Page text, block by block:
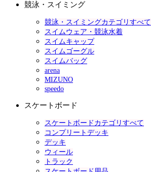
競泳・スイミング
競泳・スイミングカテゴリすべて
スイムウェア・競泳水着
スイムキャップ
スイムゴーグル
スイムバッグ
arena
MIZUNO
speedo
スケートボード
スケートボードカテゴリすべて
コンプリートデッキ
デッキ
ウィール
トラック